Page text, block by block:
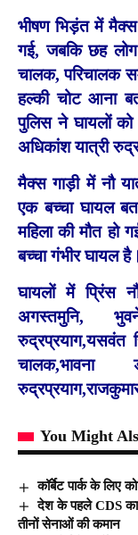
भीषण भिड़ंत में मैक्स
गई, जबकि छह
चालक, परिचालक
हल्की चोट आना
पुलिस ने घायलों
अधिकांश यात्री
मैक्स गाड़ी में नौ
एक बच्चा घायल
महिला की मौत हो
बच्चा गंभीर घायल
घायलों में प्रिंस
अगस्तमुनि,
रुद्रप्रयाग,यसवंत
चालक,भावना
You Might
कॉर्बेट पार्क के लिए
देश के पहले CDS का
तीनों सेनाओं की कमान